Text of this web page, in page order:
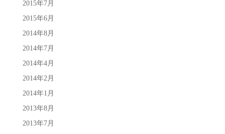
2015年7月
2015年6月
2014年8月
2014年7月
2014年4月
2014年2月
2014年1月
2013年8月
2013年7月